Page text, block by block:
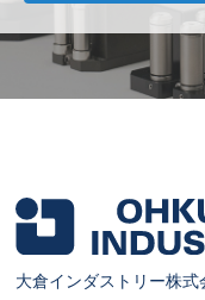
大倉インダストリー株式